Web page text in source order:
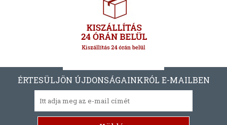
ÉRTESÜLJÖN ÚJDONSÁGAINKRÓL E-MAILBEN